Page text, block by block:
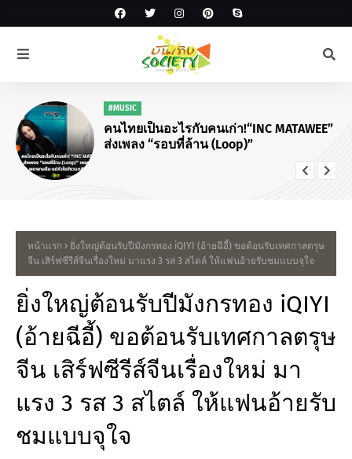
#MUSIC
คนไทยเป็นอะไรกับคนเก่า!“INC MATAWEE”
ส่งเพลง “รอบที่ล้าน (Loop)”
หน้าแรก
ยิ่งใหญ่ต้อนรับปีมังกรทอง iQIYI (อ้ายฉีอี้) ขอต้อนรับเทศกาลตรุษ
จีน เสิร์ฟซีรีส์จีนเรื่องใหม่ มาแรง 3 รส 3 สไตล์ ให้แฟนอ้ายรับชมแบบจุใจ
ยิ่งใหญ่ต้อนรับปีมังกรทอง iQIYI
(อ้ายฉีอี้) ขอต้อนรับเทศกาลตรุษ
จีน เสิร์ฟซีรีส์จีนเรื่องใหม่ มา
แรง 3 รส 3 สไตล์ ให้แฟนอ้ายรับ
ชมแบบจุใจ